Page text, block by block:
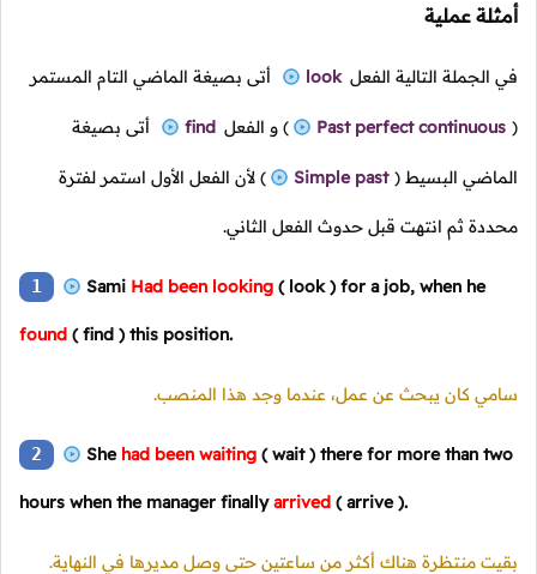
أمثلة عملية
في الجملة التالية الفعل look أتى بصيغة الماضي التام المستمر
(
Past perfect continuous
) و الفعل find أتى بصيغة
الماضي البسيط (
Simple past
) لأن الفعل الأول استمر لفترة
محددة ثم انتهت قبل حدوث الفعل الثاني.
1 Sami Had been looking ( look ) for a job, when he
found ( find ) this position.
سامي كان يبحث عن عمل، عندما وجد هذا المنصب.
2 She had been waiting ( wait ) there for more than two
hours when the manager finallyarrived ( arrive ).
بقيت منتظرة هناك أكثر من ساعتين حتى وصل مديرها في النهاية.